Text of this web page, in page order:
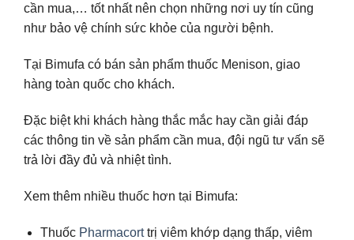
cần mua,… tốt nhất nên chọn những nơi uy tín cũng
như bảo vệ chính sức khỏe của người bệnh.
Tại Bimufa có bán sản phẩm thuốc Menison, giao
hàng toàn quốc cho khách.
Đặc biệt khi khách hàng thắc mắc hay cần giải đáp
các thông tin về sản phẩm cần mua, đội ngũ tư vấn sẽ
trả lời đầy đủ và nhiệt tình.
Xem thêm nhiều thuốc hơn tại Bimufa:
Thuốc Pharmacorttrị viêm khớp dạng thấp, viêm